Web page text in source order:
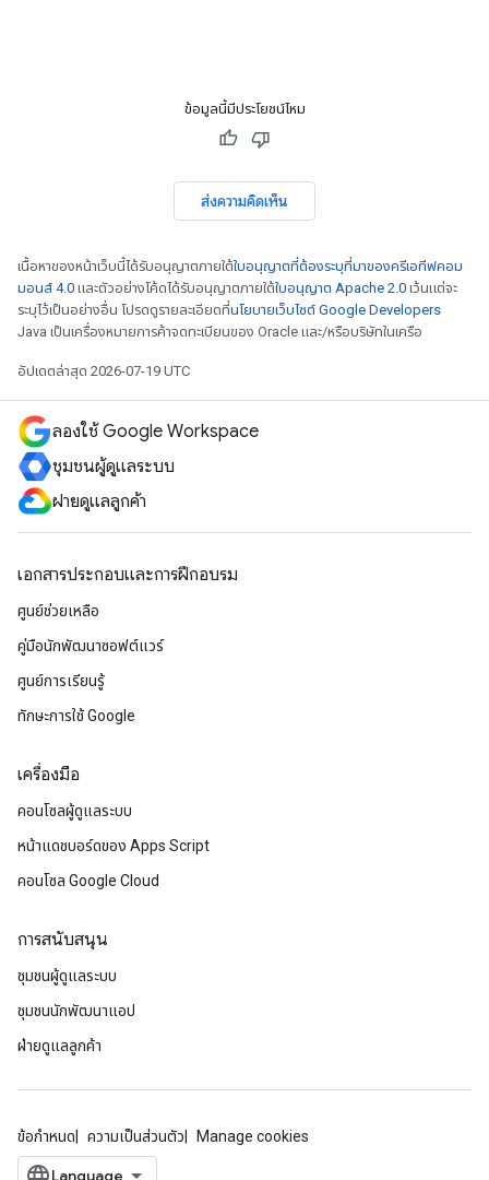
ข้อมูลนี้มีประโยชน์ไหม
ส่งความคิดเห็น
เนื้อหาของหน้าเว็บนี้ได้รับอนุญาตภายใต้ใบอนุญาตที่ต้องระบุที่มาของครีเอทีฟคอม
มอนส์ 4.0 และตัวอย่างโค้ดได้รับอนุญาตภายใต้ใบอนุญาต Apache 2.0 เว้นแต่จะ
ระบุไว้เป็นอย่างอื่น โปรดดูรายละเอียดที่นโยบายเว็บไซต์ Google Developers
Java เป็นเครื่องหมายการค้าจดทะเบียนของ Oracle และ/หรือบริษัทในเครือ
อัปเดตล่าสุด 2026-07-19 UTC
ลองใช้ Google Workspace
ชุมชนผู้ดูแลระบบ
ฝ่ายดูแลลูกค้า
เอกสารประกอบและการฝึกอบรม
ศูนย์ช่วยเหลือ
คู่มือนักพัฒนาซอฟต์แวร์
ศูนย์การเรียนรู้
ทักษะการใช้ Google
เครื่องมือ
คอนโซลผู้ดูแลระบบ
หน้าแดชบอร์ดของ Apps Script
คอนโซล Google Cloud
การสนับสนุน
ชุมชนผู้ดูแลระบบ
ชุมชนนักพัฒนาแอป
ฝ่ายดูแลลูกค้า
ข้อกำหนด ความเป็นส่วนตัว Manage cookies